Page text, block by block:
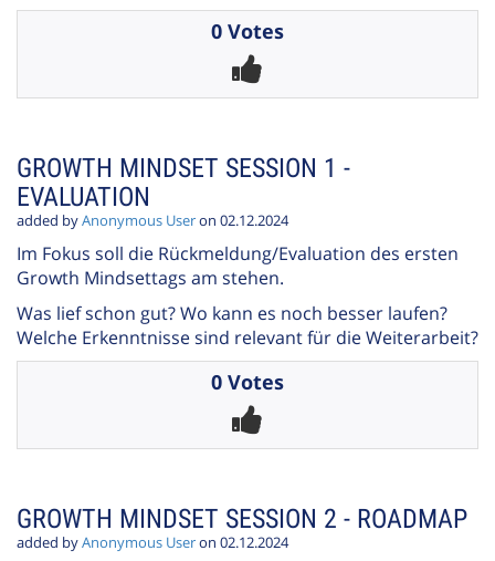
0 Votes
GROWTH MINDSET SESSION 1 -
EVALUATION
added byAnonymous Useron 02.12.2024
Im Fokus soll die Rückmeldung/Evaluation des ersten
Growth Mindsettags am stehen.
Was lief schon gut? Wo kann es noch besser laufen?
Welche Erkenntnisse sind relevant für die Weiterarbeit?
0 Votes
GROWTH MINDSET SESSION 2 - ROADMAP
added byAnonymous Useron 02.12.2024